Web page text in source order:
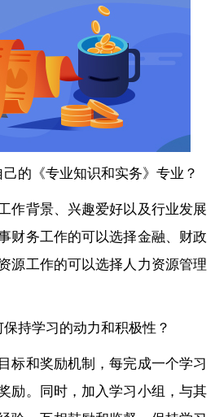
的《专业知识和实务》专业？
作背景、兴趣爱好以及行业发展
财务工作的可以选择金融、财政
源工作的可以选择人力资源管理
持学习的动力和积极性？
标和奖励机制，每完成一个学习
励。同时，加入学习小组，与其